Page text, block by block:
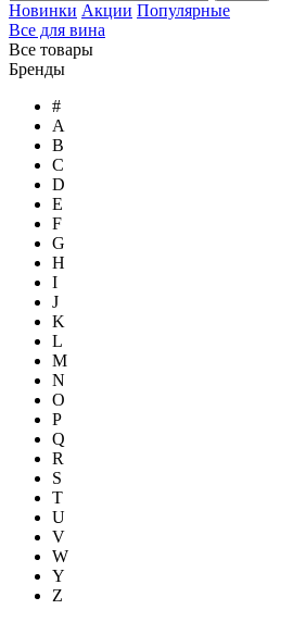
Новинки Акции Популярные
Все для вина
Все товары
Бренды
#
A
B
C
D
E
F
G
H
I
J
K
L
M
N
O
P
Q
R
S
T
U
V
W
Y
Z